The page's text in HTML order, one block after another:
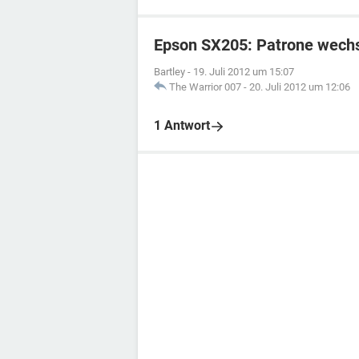
Epson SX205: Patrone
Bartley - 19. Juli 2012 um 15:07
The Warrior 007 - 20. Juli 2012 um 12:06
1 Antwort